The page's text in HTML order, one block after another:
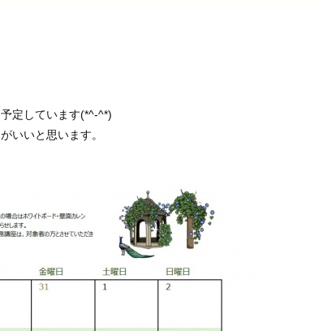
定しています(*^-^*)
いいと思います。